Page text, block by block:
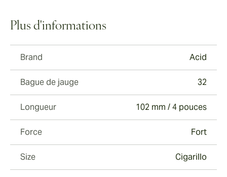
Plus d'informations
Brand Acid
Bague de jauge 32
Longueur 102 mm / 4 pouces
Force Fort
Size Cigarillo